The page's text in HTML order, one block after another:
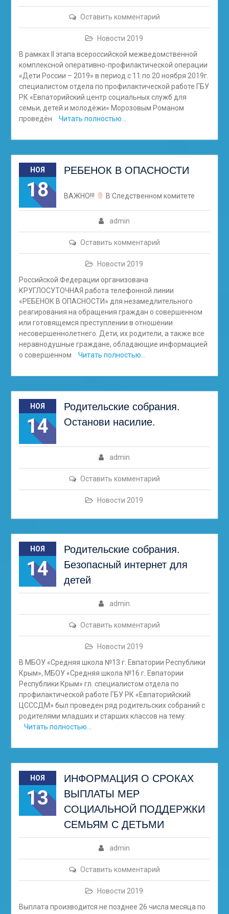
Оставить комментарий
Новости 2019
В рамках II этапа всероссийской межведомственной
комплексной оперативно-профилактической операции
«Дети России – 2019» в период с 11 по 20 ноября 2019г.
специалистом отдела по профилактической работе ГБУ
РК «Евпаторийский центр социальных служб для
семьи, детей и молодёжи» Морозовым Романом
проведён
Читать полностью…
НОЯ
18
РЕБЕНОК В ОПАСНОСТИ
admin
Оставить комментарий
Новости 2019
ВАЖНО!!! В Следственном комитете
Российской Федерации организована
КРУГЛОСУТОЧНАЯ работа телефонной линии
«РЕБЕНОК В ОПАСНОСТИ» для незамедлительного
реагирования на обращения граждан о совершенном
или готовящемся преступлении в отношении
несовершеннолетнего. Дети, их родители, а также все
неравнодушные граждане, обладающие информацией
о совершенном
Читать полностью…
НОЯ
14
Родительские собрания.
Останови насилие.
admin
Оставить комментарий
Новости 2019
НОЯ
14
Родительские собрания.
Безопасный интернет для
детей
admin
Оставить комментарий
Новости 2019
В МБОУ «Средняя школа №13 г. Евпатории Республики
Крым», МБОУ «Средняя школа №16 г. Евпатории
Республики Крым» гл. специалистом отдела по
профилактической работе ГБУ РК «Евпаторийский
ЦСССДМ» был проведен ряд родительских собраний с
родителями младших и старших классов на тему:
Читать полностью…
НОЯ
13
ИНФОРМАЦИЯ О СРОКАХ
ВЫПЛАТЫ МЕР
СОЦИАЛЬНОЙ ПОДДЕРЖКИ
СЕМЬЯМ С ДЕТЬМИ
admin
Оставить комментарий
Новости 2019
Выплата производится не позднее 26 числа месяца по